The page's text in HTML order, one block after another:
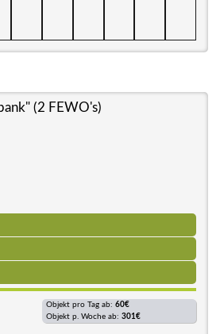
(2 FEWO's)
Objekt pro Tag ab: 60€
Objekt p. Woche ab: 301€